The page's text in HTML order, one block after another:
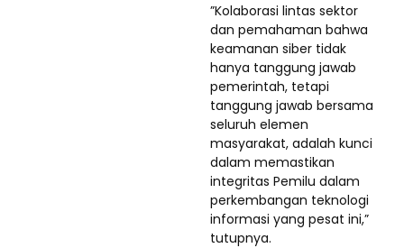
”Kolaborasi lintas sektor
dan pemahaman bahwa
keamanan siber tidak
hanya tanggung jawab
pemerintah, tetapi
tanggung jawab bersama
seluruh elemen
masyarakat, adalah kunci
dalam memastikan
integritas Pemilu dalam
perkembangan teknologi
informasi yang pesat ini,”
tutupnya.